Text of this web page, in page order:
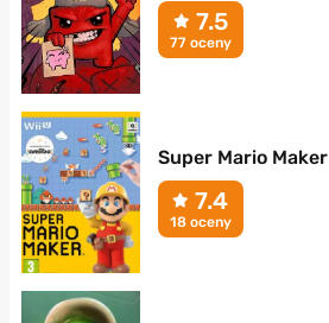
7.5
77 oceny
Super Mario Maker
7.4
18 oceny